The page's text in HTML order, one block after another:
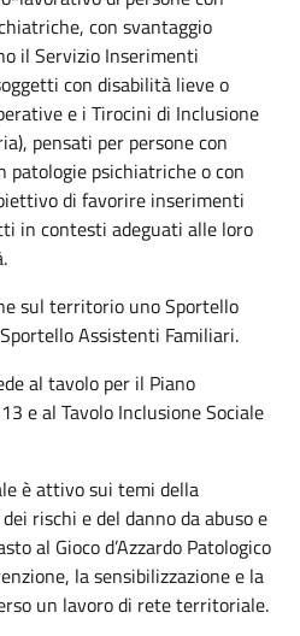
con svantaggio
il Servizio Inserimenti
con disabilità lieve o
e i Tirocini di Inclusione
pensati per persone con
psichiatriche o con
di favorire inserimenti
in contesti adeguati alle loro
sul territorio uno Sportello
Assistenti Familiari.
al tavolo per il Piano
e al Tavolo Inclusione Sociale
è attivo sui temi della
rischi e del danno da abuso e
al Gioco d’Azzardo Patologico
la sensibilizzazione e la
un lavoro di rete territoriale.